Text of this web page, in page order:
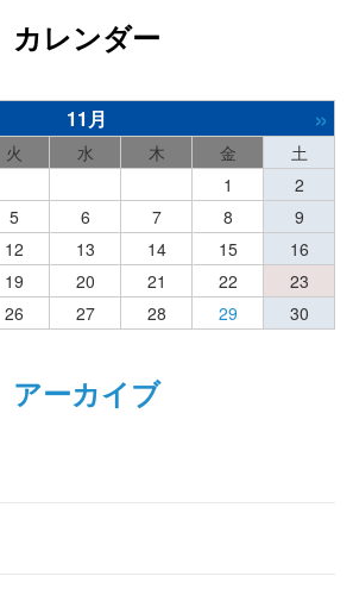
カレンダー
11月 »
火 水 木 金
土
1
2
5 6 7 8
9
12 13 14 15
16
19 20 21 22
23
26 27 28 29 30
アーカイブ